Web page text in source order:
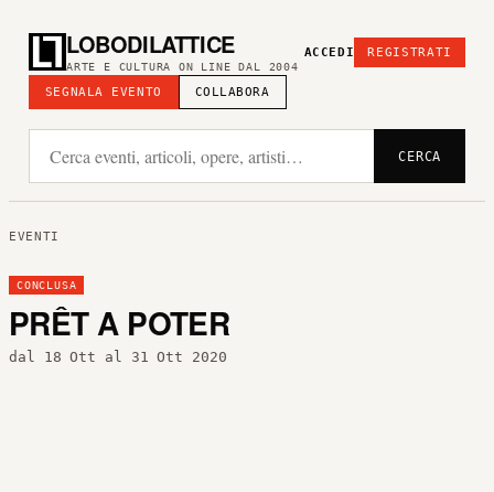
LOBODILATTICE
ARTE E CULTURA ON LINE DAL 2004
SEGNALA EVENTO COLLABORA
ACCEDI REGISTRATI
CERCA
EVENTI
CONCLUSA
PRÊT A POTER
dal 18 Ott al 31 Ott 2020